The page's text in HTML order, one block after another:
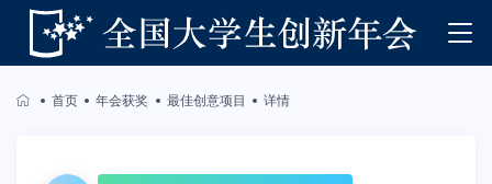
首页 年会获奖 最佳创意项目 详情